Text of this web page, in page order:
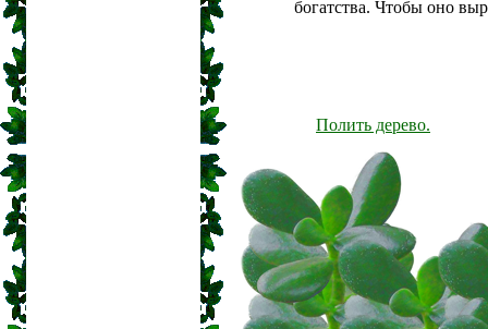
богатства. Чтобы оно
Полить дерево.